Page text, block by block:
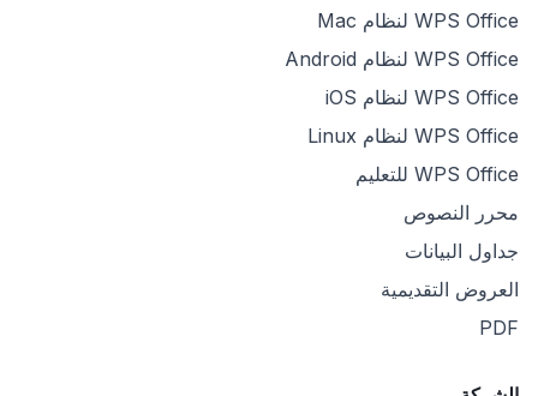
WPS Office لنظام Mac
WPS Office لنظام Android
WPS Office لنظام iOS
WPS Office لنظام Linux
WPS Office للتعليم
محرر النصوص
جداول البيانات
العروض التقديمية
PDF